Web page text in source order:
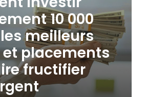
10 000
meilleurs
placements
fructifier